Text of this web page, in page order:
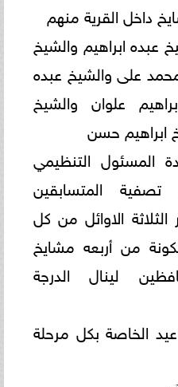
داخل القرية منهم
ابراهيم والشيخ
على والشيخ عبده
علوان والشيخ
ابراهيم حسن
المسئول التنظيمي
تصفية المتسابقين
الاوائل من كل
من أربعه مشايخ
لينال الدرجة
الخاصة بكل مرحلة